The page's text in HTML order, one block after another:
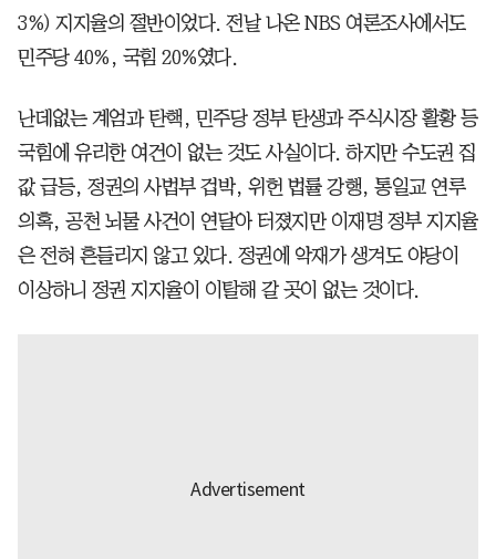
3%) 지지율의 절반이었다. 전날 나온 NBS 여론조사에서도
민주당 40%, 국힘 20%였다.
난데없는 계엄과 탄핵, 민주당 정부 탄생과 주식시장 활황 등
국힘에 유리한 여건이 없는 것도 사실이다. 하지만 수도권 집
값 급등, 정권의 사법부 겁박, 위헌 법률 강행, 통일교 연루
의혹, 공천 뇌물 사건이 연달아 터졌지만 이재명 정부 지지율
은 전혀 흔들리지 않고 있다. 정권에 악재가 생겨도 야당이
이상하니 정권 지지율이 이탈해 갈 곳이 없는 것이다.